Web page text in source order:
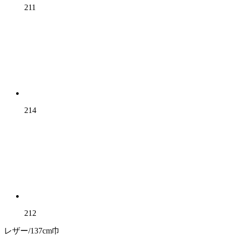
211
214
212
レザー/137cm巾